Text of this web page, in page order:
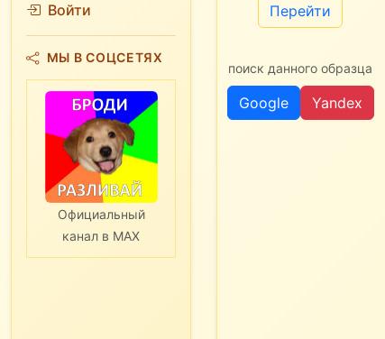
Войти
МЫ В СОЦСЕТЯХ
Официальный
канал в MAX
Перейти
поиск данного образца
Google Yandex